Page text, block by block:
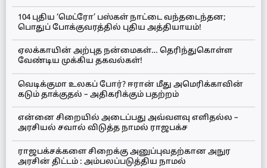
104 புதிய ‘மெட்ரோ’ பஸ்கள் நாட்டை வந்தடைந்தன;
பொதுப் போக்குவரத்தில் புதிய அத்தியாயம்!
ஏலக்காயின் அற்புத நன்மைகள்… தெரிந்துகொள்ள
வேண்டிய முக்கிய தகவல்கள்!
வெடிக்குமா உலகப் போர்? ஈரான் மீது அமெரிக்காவின்
கடும் தாக்குதல் – அதிகரிக்கும் பதற்றம்
என்னை சிறையில் அடைப்பது அவ்வளவு எளிதல்ல –
அரசியல் சவால் விடுத்த நாமல் ராஜபக்ச
ராஜபக்சக்களை சிறைக்கு அனுப்புவதற்கான அநுர
அரசின் திட்டம் : அம்பலப்படுத்திய நாமல்